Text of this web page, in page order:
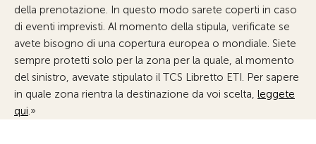
della prenotazione. In questo modo sarete coperti in caso
di eventi imprevisti. Al momento della stipula, verificate se
avete bisogno di una copertura europea o mondiale. Siete
sempre protetti solo per la zona per la quale, al momento
del sinistro, avevate stipulato il TCS Libretto ETI. Per sapere
in quale zona rientra la destinazione da voi scelta, leggete
qui.»